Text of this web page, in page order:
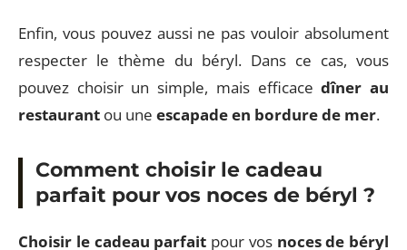
Enfin, vous pouvez aussi ne pas vouloir absolument
respecter le thème du béryl. Dans ce cas, vous
pouvez choisir un simple, mais efficacedîner au
restaurant ou une escapade en bordure de mer.
Comment choisir le cadeau
parfait pour vos noces de béryl ?
Choisir le cadeau parfait pour vos noces de béryl